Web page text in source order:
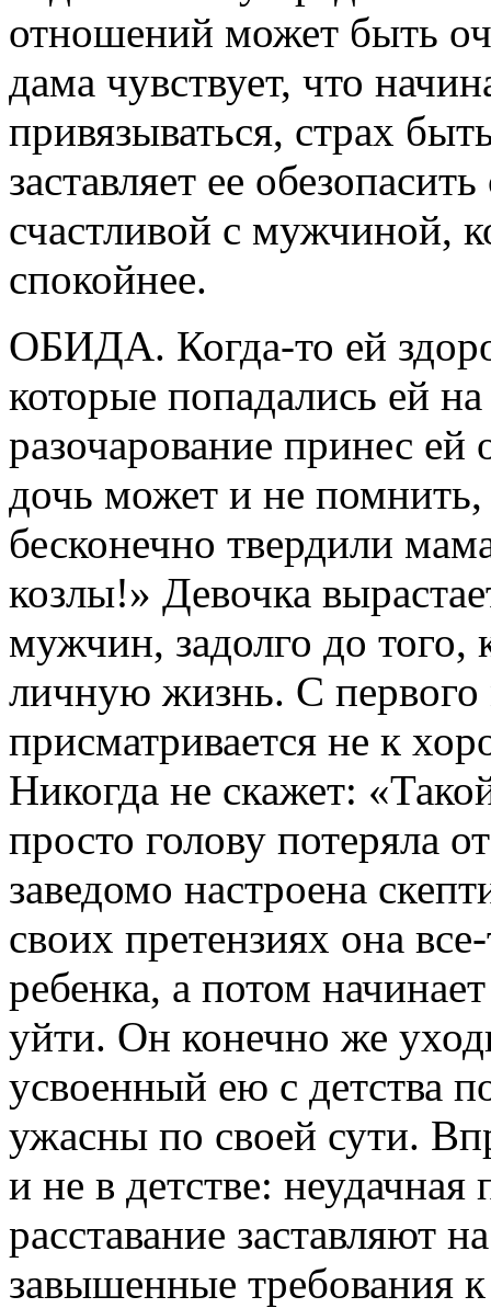
отношений может быть
дама чувствует, что
привязываться, страх
заставляет ее
счастливой с мужчиной,
спокойнее.
ОБИДА. Когда-то ей
которые попадались ей
разочарование принес ей
дочь может и не помнить,
бесконечно твердили
козлы!» Девочка
мужчин, задолго до того,
личную жизнь. С первого
присматривается не к
Никогда не скажет:
просто голову потеряла
заведомо настроена
своих претензиях она
ребенка, а потом
уйти. Он конечно же
усвоенный ею с детства
ужасны по своей сути.
и не в детстве:
расставание заставляют
завышенные требования к